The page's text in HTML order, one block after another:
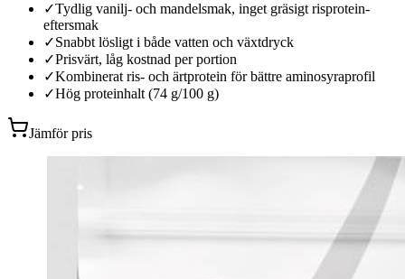
✓Tydlig vanilj- och mandelsmak, inget gräsigt risprotein-
eftersmak
✓Snabbt lösligt i både vatten och växtdryck
✓Prisvärt, låg kostnad per portion
✓Kombinerat ris- och ärtprotein för bättre aminosyraprofil
✓Hög proteinhalt (74 g/100 g)
Jämför pris